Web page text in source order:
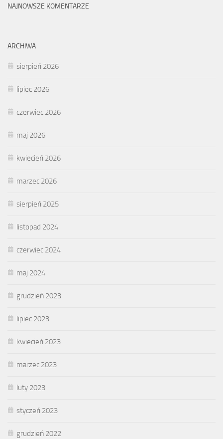
NAJNOWSZE KOMENTARZE
ARCHIWA
sierpień 2026
lipiec 2026
czerwiec 2026
maj 2026
kwiecień 2026
marzec 2026
sierpień 2025
listopad 2024
czerwiec 2024
maj 2024
grudzień 2023
lipiec 2023
kwiecień 2023
marzec 2023
luty 2023
styczeń 2023
grudzień 2022